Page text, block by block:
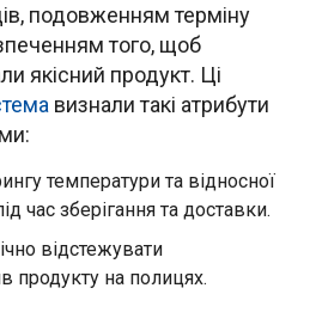
подовженням терміну
того, щоб
якісний продукт. Ці
визнали такі атрибути
температури та відносної
час зберігання та доставки.
відстежувати
продукту на полицях.